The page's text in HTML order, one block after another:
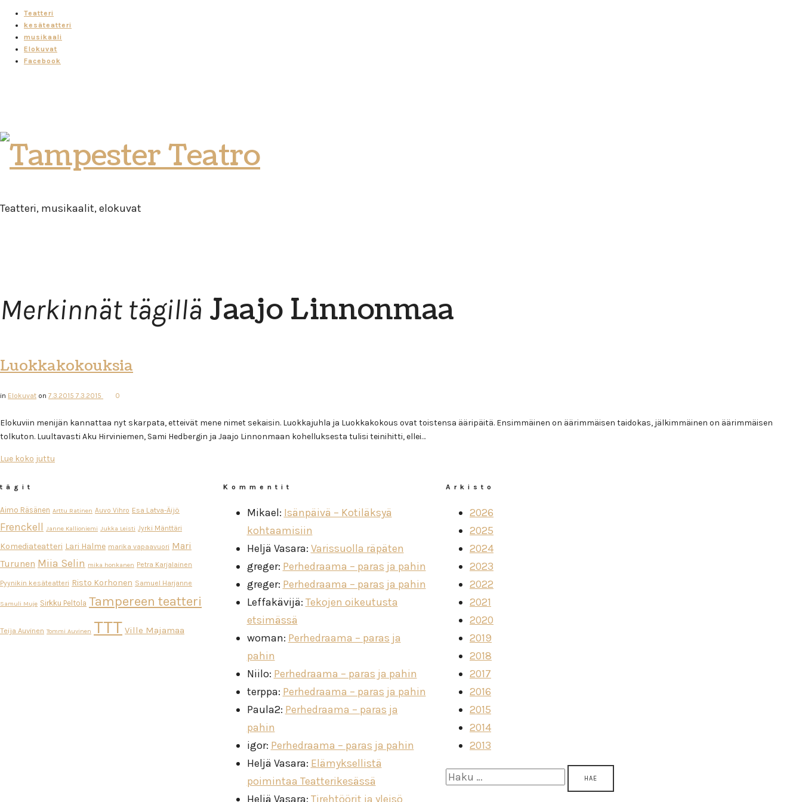
Teatteri
kesäteatteri
musikaali
Elokuvat
Facebook
Tampester
Teatro
Teatteri, musikaalit, elokuvat
Merkinnät tägillä Jaajo Linnonmaa
Luokkakokouksia
in Elokuvat on 7.3.2015 7.3.2015 0
Elokuviin menijän kannattaa nyt skarpata, etteivät mene nimet sekaisin. Luokkajuhla ja Luokkakokous ovat toistensa ääripäitä. Ensimmäinen on äärimmäisen taidokas, jälkimmäinen on äärimmäisen
tolkuton. Luultavasti Aku Hirviniemen, Sami Hedbergin ja Jaajo Linnonmaan kohelluksesta tulisi teinihitti, ellei…
Lue koko juttu
tägit
Aimo Räsänen Arttu Ratinen Auvo Vihro Esa Latva-Äijö
Frenckell Janne Kallioniemi Jukka Leisti Jyrki Mänttäri
Komediateatteri Lari Halme marika vapaavuori Mari
Turunen Miia Selin mika honkanen Petra Karjalainen
Pyynikin kesäteatteri Risto Korhonen Samuel Harjanne
Samuli Muje Sirkku Peltola Tampereen teatteri
Teija Auvinen Tommi Auvinen TTT Ville Majamaa
Kommentit
Mikael: Isänpäivä – Kotiläksyä
kohtaamisiin
Heljä Vasara: Varissuolla räpäten
greger: Perhedraama – paras ja pahin
greger: Perhedraama – paras ja pahin
Leffakävijä: Tekojen oikeutusta
etsimässä
woman: Perhedraama – paras ja
pahin
Niilo: Perhedraama – paras ja pahin
terppa: Perhedraama – paras ja pahin
Paula2: Perhedraama – paras ja
pahin
igor: Perhedraama – paras ja pahin
Heljä Vasara: Elämyksellistä
poimintaa Teatterikesässä
Heljä Vasara: Tirehtöörit ja yleisö
Arkisto
2026
2025
2024
2023
2022
2021
2020
2019
2018
2017
2016
2015
2014
2013
Haku: